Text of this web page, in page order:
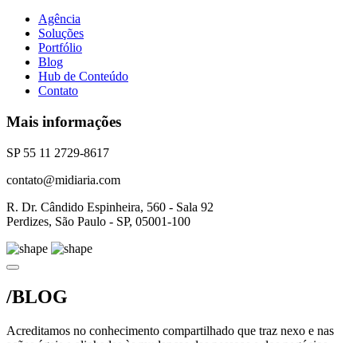
Agência
Soluções
Portfólio
Blog
Hub de Conteúdo
Contato
Mais informações
SP 55 11 2729-8617
contato@midiaria.com
R. Dr. Cândido Espinheira, 560 - Sala 92
Perdizes, São Paulo - SP, 05001-100
/BLOG
Acreditamos no conhecimento compartilhado que traz nexo e nas